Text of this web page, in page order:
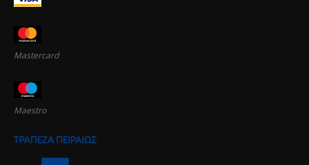
Mastercard
Maestro